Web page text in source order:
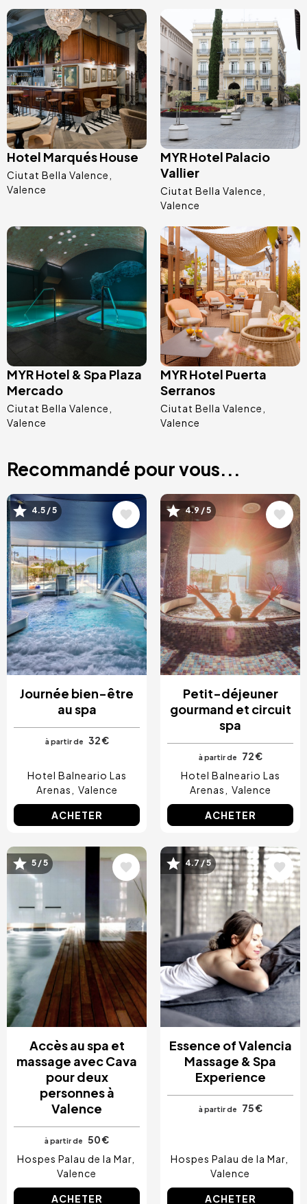
Image
Hotel Marqués House
Ciutat Bella Valence
Valence
Image
MYR Hotel Palacio
Vallier
Ciutat Bella Valence
Valence
Image
MYR Hotel & Spa Plaza
Mercado
Ciutat Bella Valence
Valence
Image
MYR Hotel Puerta
Serranos
Ciutat Bella Valence
Valence
Recommandé pour vous...
Image
4.5 / 5
Journée bien-être
au spa
à partir de 32 €
Hotel Balneario Las
Arenas
Valence
ACHETER
Image
4.9 / 5
Petit-déjeuner
gourmand et circuit
spa
à partir de
72 €
Hotel Balneario Las
Arenas
Valence
ACHETER
Image
5 / 5
Accès au spa et
massage avec Cava
pour deux
personnes à
Valence
à partir de
50 €
Hospes Palau de la Mar
Valence
ACHETER
Image
4.7 / 5
Essence of Valencia
Massage & Spa
Experience
à partir de 75 €
Hospes Palau de la Mar
Valence
ACHETER